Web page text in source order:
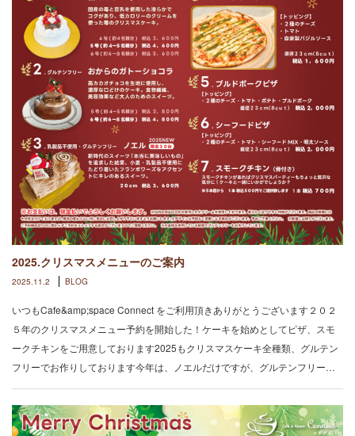
2025.クリスマスメニューのご案内
2025.11.2 BLOG
いつもCafe&amp;space Connect をご利用頂きありがとうございます２０２
５年のクリスマスメニュー予約を開始した！ケーキを始めとしてピザ、スモ
ークチキンをご用意しております2025もクリスマスケーキ全種類、グルテン
フリーでお作りしております今年は、ノエルだけですが、グルテンフリー…